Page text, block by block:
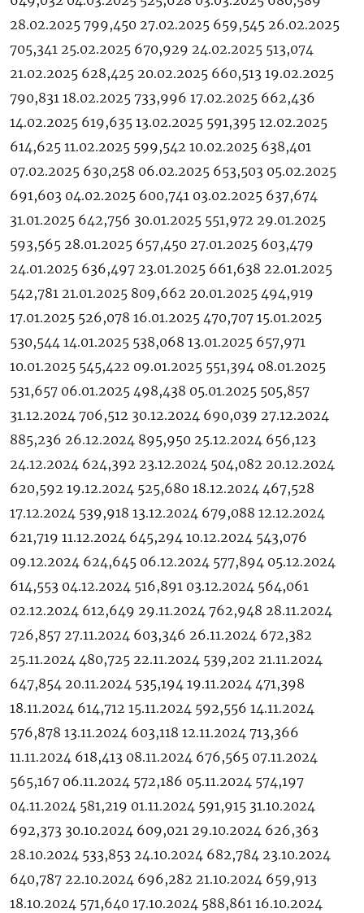
28.02.2025 799,450 27.02.2025 659,545 26.02.2025
705,341 25.02.2025 670,929 24.02.2025 513,074
21.02.2025 628,425 20.02.2025 660,513 19.02.2025
790,831 18.02.2025 733,996 17.02.2025 662,436
14.02.2025 619,635 13.02.2025 591,395 12.02.2025
614,625 11.02.2025 599,542 10.02.2025 638,401
07.02.2025 630,258 06.02.2025 653,503 05.02.2025
691,603 04.02.2025 600,741 03.02.2025 637,674
31.01.2025 642,756 30.01.2025 551,972 29.01.2025
593,565 28.01.2025 657,450 27.01.2025 603,479
24.01.2025 636,497 23.01.2025 661,638 22.01.2025
542,781 21.01.2025 809,662 20.01.2025 494,919
17.01.2025 526,078 16.01.2025 470,707 15.01.2025
530,544 14.01.2025 538,068 13.01.2025 657,971
10.01.2025 545,422 09.01.2025 551,394 08.01.2025
531,657 06.01.2025 498,438 05.01.2025 505,857
31.12.2024 706,512 30.12.2024 690,039 27.12.2024
885,236 26.12.2024 895,950 25.12.2024 656,123
24.12.2024 624,392 23.12.2024 504,082 20.12.2024
620,592 19.12.2024 525,680 18.12.2024 467,528
17.12.2024 539,918 13.12.2024 679,088 12.12.2024
621,719 11.12.2024 645,294 10.12.2024 543,076
09.12.2024 624,645 06.12.2024 577,894 05.12.2024
614,553 04.12.2024 516,891 03.12.2024 564,061
02.12.2024 612,649 29.11.2024 762,948 28.11.2024
726,857 27.11.2024 603,346 26.11.2024 672,382
25.11.2024 480,725 22.11.2024 539,202 21.11.2024
647,854 20.11.2024 535,194 19.11.2024 471,398
18.11.2024 614,712 15.11.2024 592,556 14.11.2024
576,878 13.11.2024 603,118 12.11.2024 713,366
11.11.2024 618,413 08.11.2024 676,565 07.11.2024
565,167 06.11.2024 572,186 05.11.2024 574,197
04.11.2024 581,219 01.11.2024 591,915 31.10.2024
692,373 30.10.2024 609,021 29.10.2024 626,363
28.10.2024 533,853 24.10.2024 682,784 23.10.2024
640,787 22.10.2024 696,282 21.10.2024 659,913
18.10.2024 571,640 17.10.2024 588,861 16.10.2024